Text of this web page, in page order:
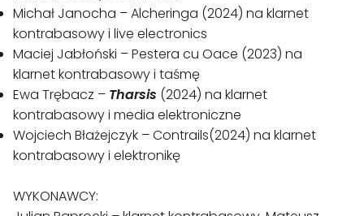
Michał Janocha – Alcheringa (2024) na klarnet
kontrabasowy i live electronics
Maciej Jabłoński – Pestera cu Oace (2023) na
klarnet kontrabasowy i taśmę
Ewa Trębacz – Tharsis (2024) na klarnet
kontrabasowy i media elektroniczne
Wojciech Błażejczyk – Contrails(2024) na klarnet
kontrabasowy i elektronikę
WYKONAWCY: